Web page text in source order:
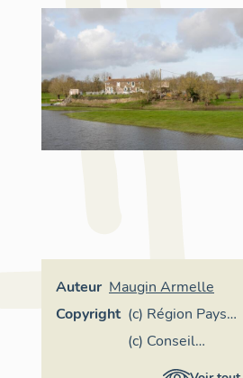
Auteur Maugin Armelle
Copyright (c) Région Pays
de la Loire -
Inventaire
(c) Conseil
départemental